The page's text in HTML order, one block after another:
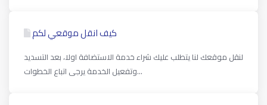
كيف انقل موقعي لكم
لنقل موقعك لنا يتطلب عليك شراء خدمة الاستضافة اولا، بعد التسديد
وتفعيل الخدمة يرجى اتباع الخطوات...